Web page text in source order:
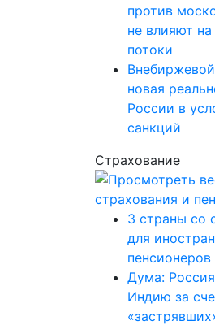
против
не влияют
потоки
новая
России в
санкций
Страхование
3 страны со
для
пенсионеров
Дума:
Индию за